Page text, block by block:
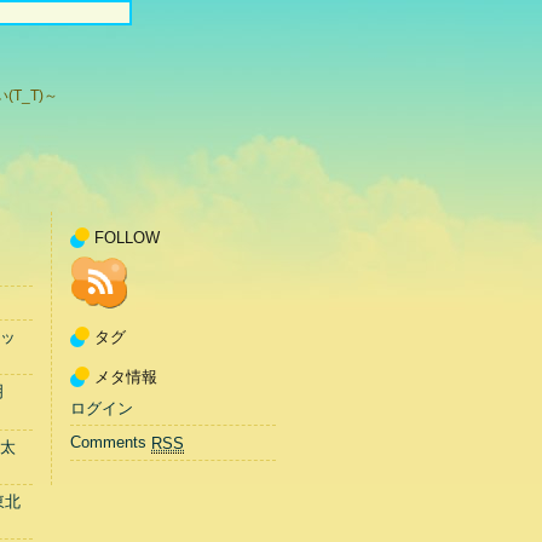
(T_T)～
北
FOLLOW
タグ
メタ情報
ログイン
Comments RSS